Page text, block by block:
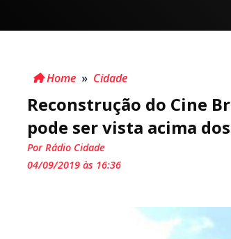
Home » Cidade
Reconstrução do Cine
pode ser vista acima
Por Rádio Cidade
04/09/2019 às 16:36